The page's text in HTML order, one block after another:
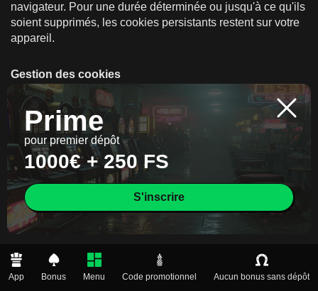
navigateur. Pour une durée déterminée ou jusqu'à ce qu'ils
soient supprimés, les cookies persistants restent sur votre
appareil.
Gestion des cookies
Vous pouvez gérer les cookies en modifiant les paramètres
de votre navigateur. Par exemple, vous pouvez bloquer les
cookies déjà présents sur votre appareil ou les supprimer.
Certains éléments du site Web risquent de ne pas
fonctionner correctement si vous désactivez certains
cookies, et certains services risquent de cesser de
fonctionner. Arrêter tous les cookies, ou seulement ceux de
certains sites. Effacer les cookies et les données du site.
Définir vos préférences pour certains sites Web.
Modifications de cette politique relative aux cookies
Lorsque cette Politique relative aux cookies est modifiée,
Prime
pour premier dépôt
1000€ + 250 FS
S'inscrire
App Bonus Menu Code promotionnel Aucun bonus sans dépôt